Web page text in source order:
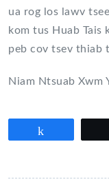
ua rog los lawv
kom tus Huab Tais
peb cov tsev thiab
Niam Ntsuab Xwm